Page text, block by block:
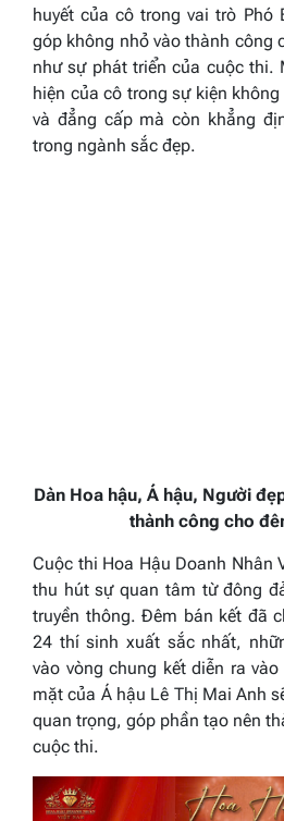
huyết của cô trong vai trò Phó
góp không nhỏ vào thành công
như sự phát triển của cuộc thi.
hiện của cô trong sự kiện
và đẳng cấp mà còn khẳng
trong ngành sắc đẹp.
Dàn Hoa hậu, Á hậu, Người
thành công cho
Cuộc thi Hoa Hậu Doanh Nhân
thu hút sự quan tâm từ đông
truyền thông. Đêm bán kết đã
24 thí sinh xuất sắc nhất,
vào vòng chung kết diễn ra
mặt của Á hậu Lê Thị Mai Anh
quan trọng, góp phần tạo nên
cuộc thi.